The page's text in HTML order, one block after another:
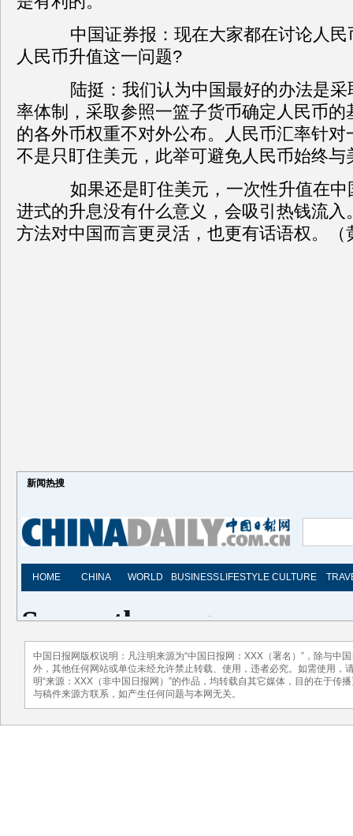
中国证券报：现在大家都在讨论人民
人民币升值这一问题?
陆挺：我们认为中国最好的办法是采
率体制，采取参照一篮子货币确定人民币的
的各外币权重不对外公布。人民币汇率针
不是只盯住美元，此举可避免人民币始终与
如果还是盯住美元，一次性升值在中
进式的升息没有什么意义，会吸引热钱流入
方法对中国而言更灵活，也更有话语权。（
新闻热搜
中国日报网版权说明：凡注明来源为“中国日报网：XXX（署名）”，除与中
外，其他任何网站或单位未经允许禁止转载、使用，违者必究。如需使用，
明“来源：XXX（非中国日报网）”的作品，均转载自其它媒体，目的在于传
与稿件来源方联系，如产生任何问题与本网无关。